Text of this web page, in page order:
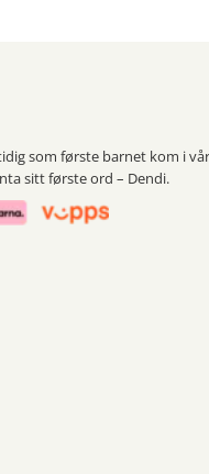
som første barnet kom i
sitt første ord – Dendi.